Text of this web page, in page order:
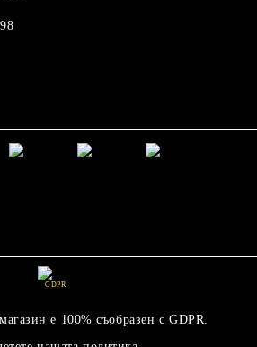
GDPR
е 100% съобразен с GDPR.